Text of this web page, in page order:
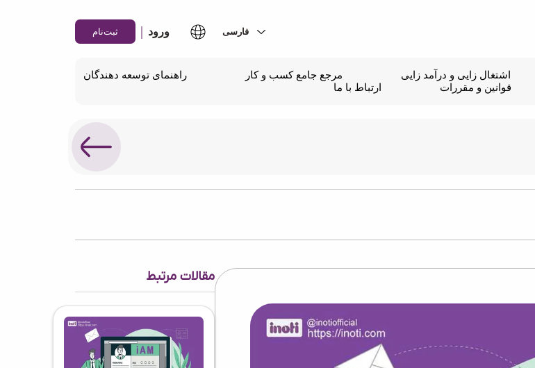
ورود | ثبت‌نام
اشتغال زایی و درآمد زایی مرجع جامع کسب و کار
راهنمای توسعه دهندگان
قوانین و مقررات ارتباط با ما
مقالات مرتبط